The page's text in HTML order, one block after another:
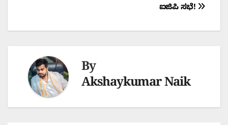
ಐಜಿಪಿ ಸಭೆ!
By
Akshaykumar Naik